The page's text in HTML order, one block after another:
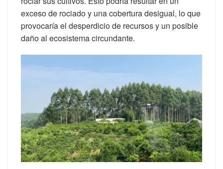
exceso de rociado y una cobertura desigual, lo que
provocaría el desperdicio de recursos y un posible
daño al ecosistema circundante.